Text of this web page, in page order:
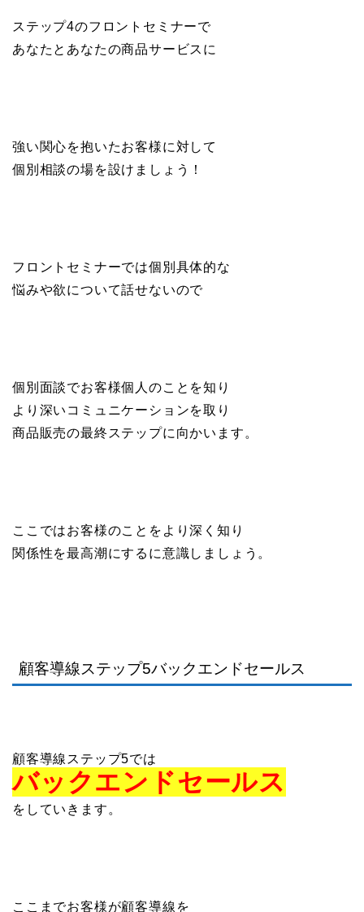
ステップ4のフロントセミナーで
あなたとあなたの商品サービスに
強い関心を抱いたお客様に対して
個別相談の場を設けましょう！
フロントセミナーでは個別具体的な
悩みや欲について話せないので
個別面談でお客様個人のことを知り
より深いコミュニケーションを取り
商品販売の最終ステップに向かいます。
ここではお客様のことをより深く知り
関係性を最高潮にするに意識しましょう。
顧客導線ステップ5バックエンドセールス
顧客導線ステップ5では
バックエンドセールス
をしていきます。
ここまでお客様が顧客導線を